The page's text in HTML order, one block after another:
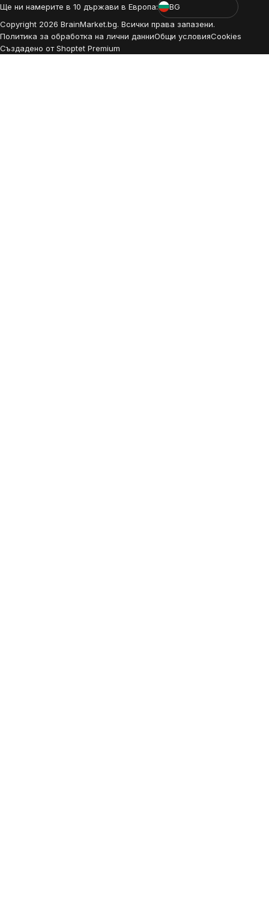
Ще ни намерите в 10 държави в Европа:
BG
Copyright 2026 BrainMarket.bg. Всички права запазени.
Политика за обработка на лични данниОбщи условияCookies
Създадено от Shoptet Premium